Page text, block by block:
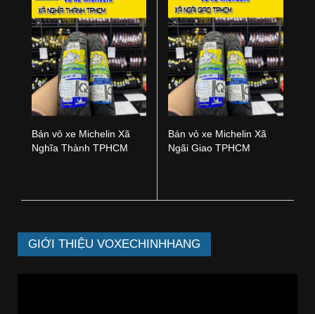
Bán vỏ xe Michelin Xã
Nghĩa Thành TPHCM
Bán vỏ xe Michelin Xã
Ngãi Giao TPHCM
GIỚI THIỆU VOXECHINHHANG